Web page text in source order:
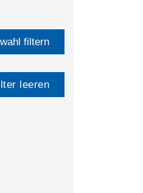
filtern
leeren